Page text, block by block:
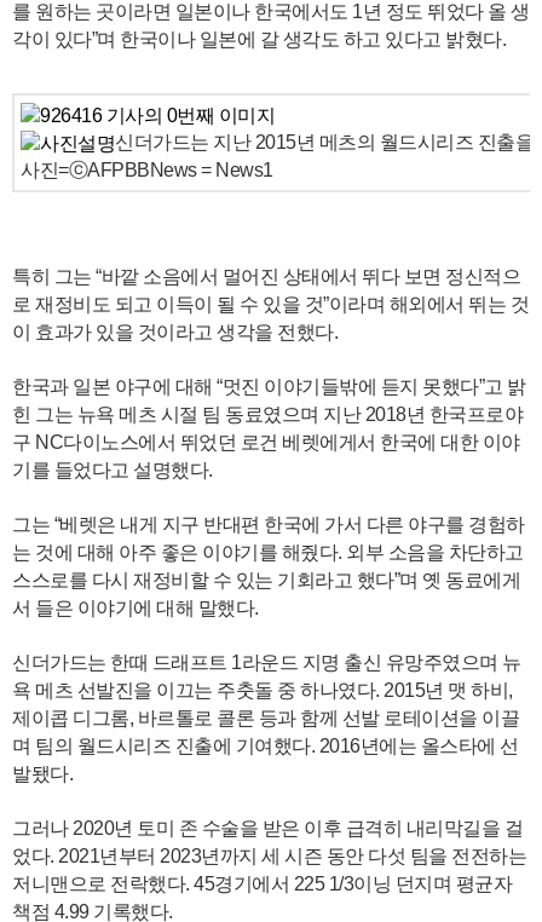
를 원하는 곳이라면 일본이나 한국에서도 1년 정도 뛰었다 올 생
각이 있다”며 한국이나 일본에 갈 생각도 하고 있다고 밝혔다.
신더가드는 지난 2015년 메츠의 월드시리즈 진출을
사진=ⓒAFPBBNews = News1
특히 그는 “바깥 소음에서 멀어진 상태에서 뛰다 보면 정신적으
로 재정비도 되고 이득이 될 수 있을 것”이라며 해외에서 뛰는 것
이 효과가 있을 것이라고 생각을 전했다.
한국과 일본 야구에 대해 “멋진 이야기들밖에 듣지 못했다”고 밝
힌 그는 뉴욕 메츠 시절 팀 동료였으며 지난 2018년 한국프로야
구 NC다이노스에서 뛰었던 로건 베렛에게서 한국에 대한 이야
기를 들었다고 설명했다.
그는 “베렛은 내게 지구 반대편 한국에 가서 다른 야구를 경험하
는 것에 대해 아주 좋은 이야기를 해줬다. 외부 소음을 차단하고
스스로를 다시 재정비할 수 있는 기회라고 했다”며 옛 동료에게
서 들은 이야기에 대해 말했다.
신더가드는 한때 드래프트 1라운드 지명 출신 유망주였으며 뉴
욕 메츠 선발진을 이끄는 주춧돌 중 하나였다. 2015년 맷 하비,
제이콥 디그롬, 바르톨로 콜론 등과 함께 선발 로테이션을 이끌
며 팀의 월드시리즈 진출에 기여했다. 2016년에는 올스타에 선
발됐다.
그러나 2020년 토미 존 수술을 받은 이후 급격히 내리막길을 걸
었다. 2021년부터 2023년까지 세 시즌 동안 다섯 팀을 전전하는
저니맨으로 전락했다. 45경기에서 225 1/3이닝 던지며 평균자
책점 4.99 기록했다.